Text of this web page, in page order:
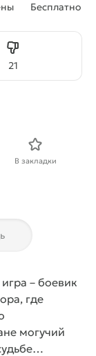
Бесплатно
21Не нравится
В закладки
– боевик
где
могучий